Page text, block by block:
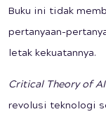
Buku ini tidak
pertanyaan-
letak kekuatannya.
Critical Theory of AI
revolusi teknologi